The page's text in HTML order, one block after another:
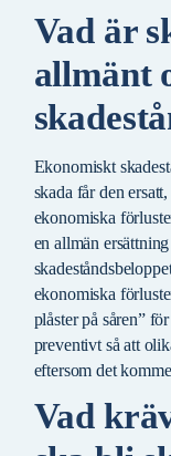
Vad är
allmänt
Ekonomiskt
skada får den
ekonomiska
en allmän
ekonomiska
plåster på såren”
preventivt så att
eftersom det
Vad